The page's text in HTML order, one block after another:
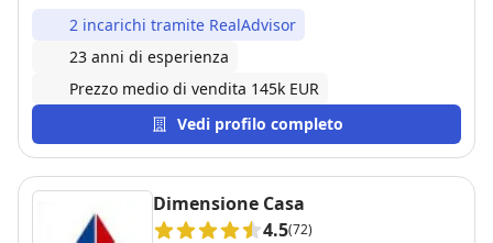
2 incarichi tramite RealAdvisor
23 anni di esperienza
Prezzo medio di vendita 145k EUR
Vedi profilo completo
Dimensione Casa
4.5(72)